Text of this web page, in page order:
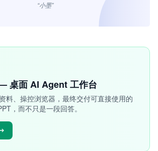
“小墨”
桌面 AI Agent 工作台
料、操控浏览器，最终交付可直接使用的
，而不只是一段回答。